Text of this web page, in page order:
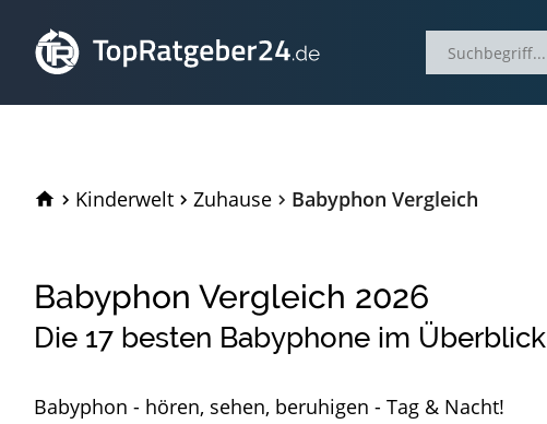
TopRatgeber24.de
Kinderwelt Zuhause Babyphon Vergleich
Babyphon Vergleich 2026
Die 17 besten Babyphone im Überblick
Babyphon - hören, sehen, beruhigen - Tag & Nacht!